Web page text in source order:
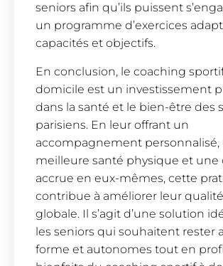
seniors afin qu’ils puissent
un programme d’exercices
capacités et objectifs.
En conclusion, le coaching
domicile est un investissement
dans la santé et le bien-être des
parisiens. En leur offrant un
accompagnement personnalisé,
meilleure santé physique et une
accrue en eux-mêmes, cette
contribue à améliorer leur
globale. Il s’agit d’une solution
les seniors qui souhaitent rester
forme et autonomes tout en